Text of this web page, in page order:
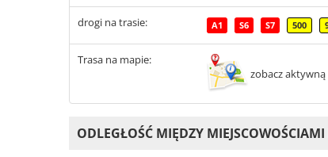
drogi na trasie: A1 S6 S7 500
Trasa na mapie:
zobacz
ODLEGŁOŚĆ MIĘDZY